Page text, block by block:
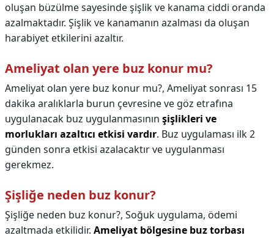
oluşan büzülme sayesinde şişlik ve kanama ciddi oranda
azalmaktadır. Şişlik ve kanamanın azalması da oluşan
harabiyet etkilerini azaltır.
Ameliyat olan yere buz konur mu?
Ameliyat olan yere buz konur mu?, Ameliyat sonrası 15
dakika aralıklarla burun çevresine ve göz etrafına
uygulanacak buz uygulanmasının şişlikleri ve
morlukları azaltıcı etkisi vardır. Buz uygulaması ilk 2
günden sonra etkisi azalacaktır ve uygulanması
gerekmez.
Şişliğe neden buz konur?
Şişliğe neden buz konur?, Soğuk uygulama, ödemi
azaltmada etkilidir. Ameliyat bölgesine buz torbası